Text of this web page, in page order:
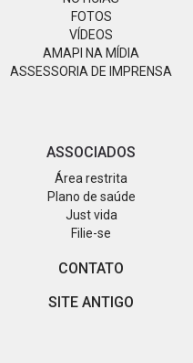
FOTOS
VÍDEOS
AMAPI NA MÍDIA
ASSESSORIA DE IMPRENSA
ASSOCIADOS
Área restrita
Plano de saúde
Just vida
Filie-se
CONTATO
SITE ANTIGO